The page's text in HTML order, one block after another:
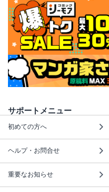
サポートメニュー
初めての方へ
ヘルプ・お問合せ
重要なお知らせ